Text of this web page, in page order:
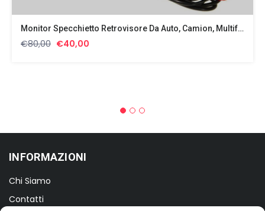
Monitor Specchietto Retrovisore Da Auto, Camion, Multifunzione FULL HD
€80,00 Il€40,00
INFORMAZIONI
Chi Siamo
Contatti